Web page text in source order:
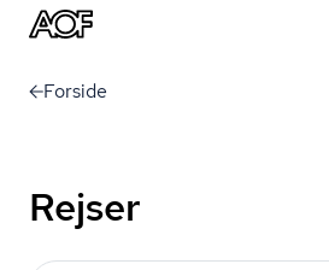
Forside
Rejser